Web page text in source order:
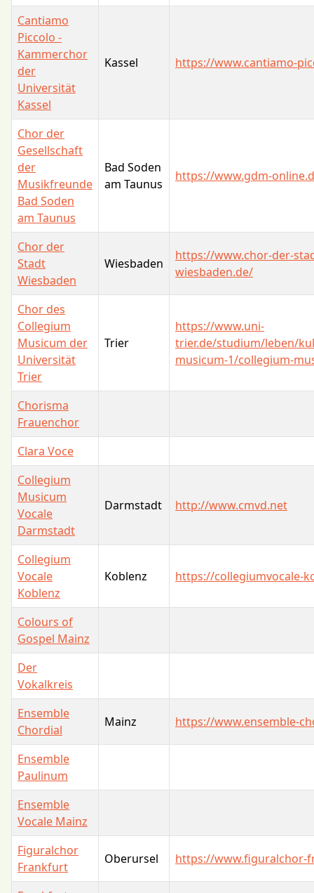
Cantiamo
Piccolo -
Kammerchor
der
Universität
Kassel
Kassel https://www.cantiamo-
Chor der
Gesellschaft
der
Musikfreunde
Bad Soden
am Taunus
Bad Soden
am Taunus
https://www.gdm-
Chor der
Stadt
Wiesbaden
Wiesbaden
https://www.chor-der-
wiesbaden.de/
Chor des
Collegium
Musicum der
Universität
Trier
Trier
https://www.uni-
trier.de/studium/leben/
musicum-1/collegium-
Chorisma
Frauenchor
Clara Voce
Collegium
Musicum
Vocale
Darmstadt
Darmstadt http://www.cmvd.net
Collegium
Vocale
Koblenz
Koblenz https://collegiumvocale-
Colours of
Gospel Mainz
Der
Vokalkreis
Ensemble
Chordial
Mainz https://www.ensemble-
Ensemble
Paulinum
Ensemble
Vocale Mainz
Figuralchor
Frankfurt
Oberursel https://www.figuralchor-